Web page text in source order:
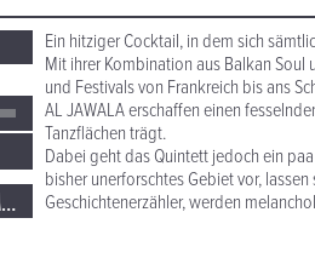
CRAZY - LOST IN MANELE
Ein hitziger Cocktail, in dem sich
Mit ihrer Kombination aus Balkan Soul
und Festivals von Frankreich bis ans
AL JAWALA erschaffen einen
Tanzflächen trägt.
Dabei geht das Quintett jedoch ein
bisher unerforschtes Gebiet vor,
Geschichtenerzähler, werden